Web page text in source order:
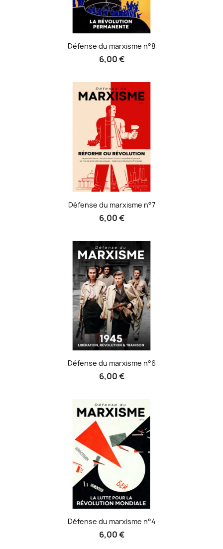
Défense du marxisme n°8
6,00 €
Défense du marxisme n°7
6,00 €
Défense du marxisme n°6
6,00 €
Défense du marxisme n°4
6,00 €